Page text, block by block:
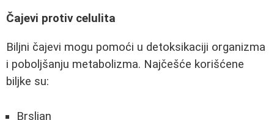
Čajevi protiv celulita
Biljni čajevi mogu pomoći u detoksikaciji organizma
i poboljšanju metabolizma. Najčešće korišćene
biljke su:
Brsljan